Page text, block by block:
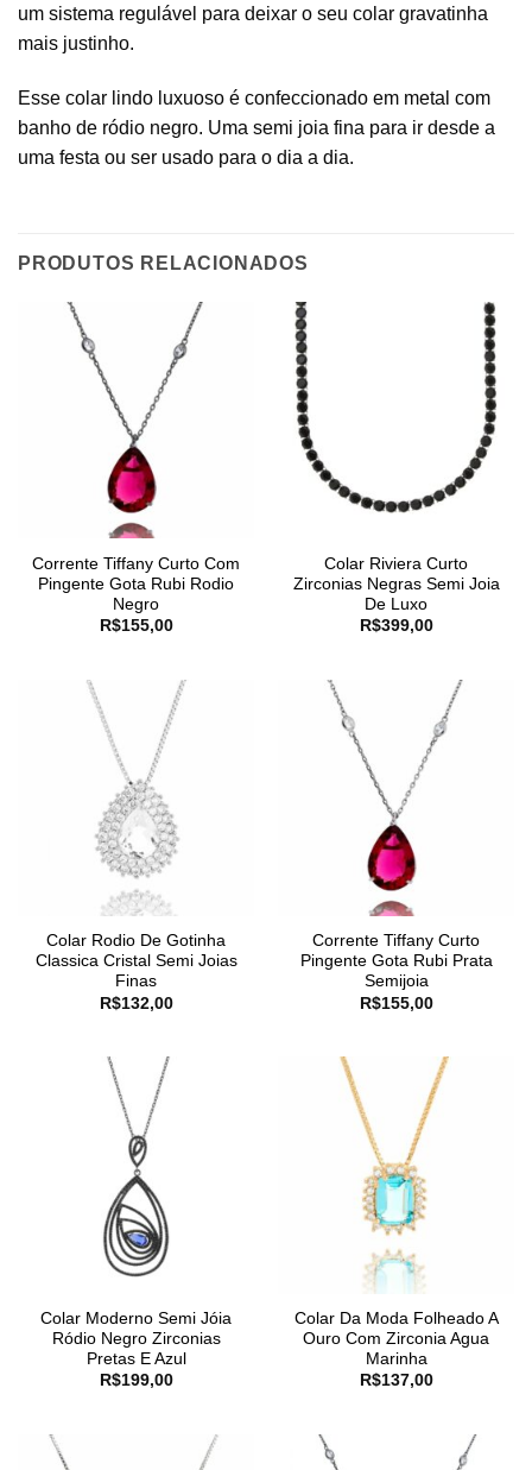
um sistema regulável para deixar o seu colar gravatinha
mais justinho.
Esse colar lindo luxuoso é confeccionado em metal com
banho de ródio negro. Uma semi joia fina para ir desde a
uma festa ou ser usado para o dia a dia.
PRODUTOS RELACIONADOS
Corrente Tiffany Curto Com
Pingente Gota Rubi Rodio
Negro
R$155,00
Colar Riviera Curto
Zirconias Negras Semi Joia
De Luxo
R$399,00
Colar Rodio De Gotinha
Classica Cristal Semi Joias
Finas
R$132,00
Corrente Tiffany Curto
Pingente Gota Rubi Prata
Semijoia
R$155,00
Colar Moderno Semi Jóia
Ródio Negro Zirconias
Pretas E Azul
R$199,00
Colar Da Moda Folheado A
Ouro Com Zirconia Agua
Marinha
R$137,00